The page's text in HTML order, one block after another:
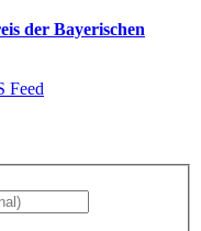
der Bayerischen
Feed